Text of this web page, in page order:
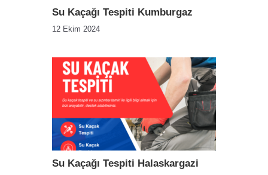
Su Kaçağı Tespiti Kumburgaz
12 Ekim 2024
Su Kaçağı Tespiti Halaskargazi